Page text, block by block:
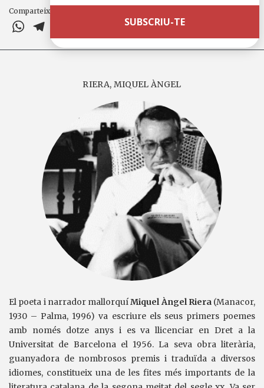
Comparteix-ho a
WhatsApp Facebook
EmailComparteix
RIERA, MIQUEL ÀNGEL
El poeta i narrador mallorquíMiquel Àngel Riera(Manacor,
1930 – Palma, 1996) va escriure els seus primers poemes
amb només dotze anys i es va llicenciar en Dret a la
Universitat de Barcelona el 1956. La seva obra literària,
guanyadora de nombrosos premis i traduïda a diversos
idiomes, constitueix una de les fites més importants de la